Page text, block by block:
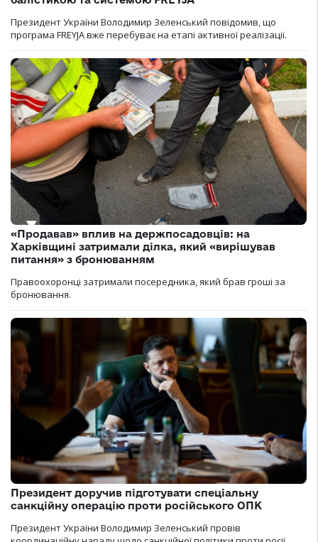
Президент України Володимир Зеленський повідомив, що
програма FREYJA вже перебуває на етапі активної реалізації.
«Продавав» вплив на держпосадовців: на
Харківщині затримали ділка, який «вирішував
питання» з бронюванням
Правоохоронці затримали посередника, який брав гроші за
бронювання.
Президент доручив підготувати спеціальну
санкційну операцію проти російського ОПК
Президент України Володимир Зеленський провів